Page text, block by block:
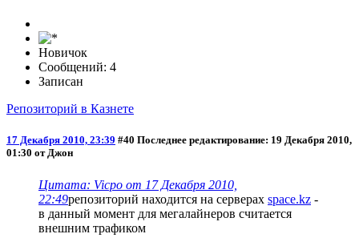
Новичок
Сообщений: 4
Записан
Репозиторий в Казнете
17 Декабря 2010, 23:39 #40 Последнее редактирование: 19 Декабря 2010,
01:30 от Джон
Цитата: Vicpo от 17 Декабря 2010,
22:49репозиторий находится на серверах space.kz -
в данный момент для мегалайнеров считается
внешним трафиком